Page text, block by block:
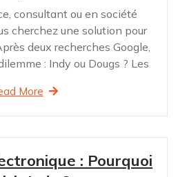
consultant ou en société
cherchez une solution pour
deux recherches Google,
: Indy ou Dougs ? Les
More
: Pourquoi